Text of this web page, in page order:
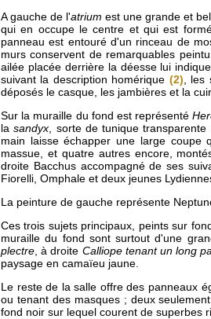
A gauche de l'atrium est une grande et
qui en occupe le centre et qui est
panneau est entouré d'un rinceau de
murs conservent de remarquables
ailée placée derrière la déesse lui
suivant la description homérique (2) ,
déposés le casque, les jambières et la
Sur la muraille du fond est représenté
lasandyx , sorte de tunique
main laisse échapper une large coupe
massue, et quatre autres encore,
droite Bacchus accompagné de ses
Fiorelli, Omphale et deux jeunes
La peinture de gauche représente
Ces trois sujets principaux, peints sur
muraille du fond sont surtout d'une
plectre , à droite Calliope tenant un long
paysage en camaïeu jaune.
Le reste de la salle offre des panneaux
ou tenant des masques ; deux
fond noir sur lequel courent de superbes